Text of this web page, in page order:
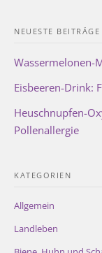
NEUESTE BEITRÄGE
Wassermelonen-
Eisbeeren-Drink:
Heuschnupfen-
Pollenallergie
KATEGORIEN
Allgemein
Landleben